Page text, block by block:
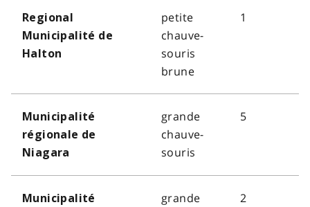
Regional
Municipalité de
Halton
petite
chauve-
souris
brune
1
Municipalité
régionale de
Niagara
grande
chauve-
souris
5
Municipalité
grande
2